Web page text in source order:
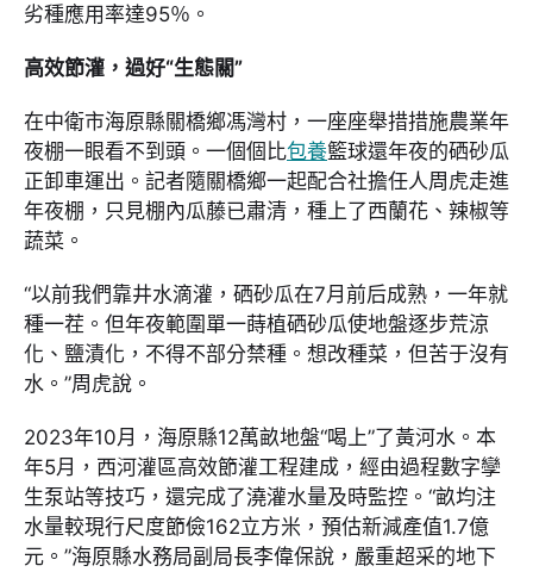
劣種應用率達95％。
高效節灌，過好“生態關”
在中衛市海原縣關橋鄉馮灣村，一座座舉措措施農業年
夜棚一眼看不到頭。一個個比包養籃球還年夜的硒砂瓜
正卸車運出。記者隨關橋鄉一起配合社擔任人周虎走進
年夜棚，只見棚內瓜藤已肅清，種上了西蘭花、辣椒等
蔬菜。
“以前我們靠井水滴灌，硒砂瓜在7月前后成熟，一年就
種一茬。但年夜範圍單一蒔植硒砂瓜使地盤逐步荒涼
化、鹽漬化，不得不部分禁種。想改種菜，但苦于沒有
水。”周虎說。
2023年10月，海原縣12萬畝地盤“喝上”了黃河水。本
年5月，西河灌區高效節灌工程建成，經由過程數字孿
生泵站等技巧，還完成了澆灌水量及時監控。“畝均注
水量較現行尺度節儉162立方米，預估新減產值1.7億
元。”海原縣水務局副局長李偉保說，嚴重超采的地下